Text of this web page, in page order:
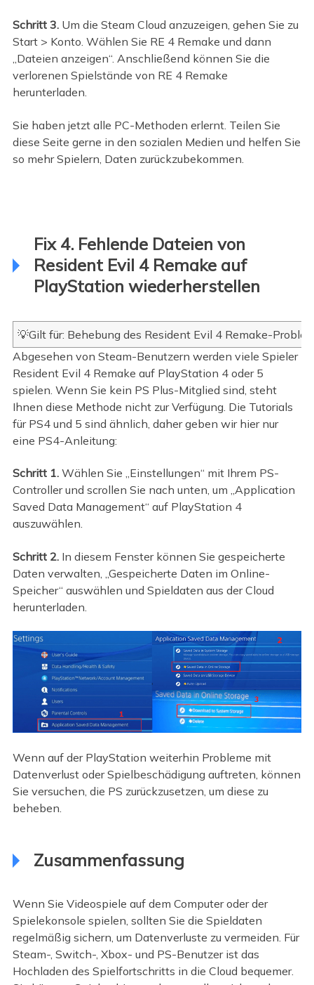
Schritt 3.Um die Steam Cloud anzuzeigen, gehen Sie zu
Start > Konto. Wählen Sie RE 4 Remake und dann
„Dateien anzeigen“. Anschließend können Sie die
verlorenen Spielstände von RE 4 Remake
herunterladen.
Sie haben jetzt alle PC-Methoden erlernt. Teilen Sie
diese Seite gerne in den sozialen Medien und helfen Sie
so mehr Spielern, Daten zurückzubekommen.
Fix 4. Fehlende Dateien von
Resident Evil 4 Remake auf
PlayStation wiederherstellen
💡Gilt für: Behebung des Resident Evil 4 Remake-
Abgesehen von Steam-Benutzern werden viele Spieler
Resident Evil 4 Remake auf PlayStation 4 oder 5
spielen. Wenn Sie kein PS Plus-Mitglied sind, steht
Ihnen diese Methode nicht zur Verfügung. Die Tutorials
für PS4 und 5 sind ähnlich, daher geben wir hier nur
eine PS4-Anleitung:
Schritt 1.Wählen Sie „Einstellungen“ mit Ihrem PS-
Controller und scrollen Sie nach unten, um „Application
Saved Data Management“ auf PlayStation 4
auszuwählen.
Schritt 2.In diesem Fenster können Sie gespeicherte
Daten verwalten, „Gespeicherte Daten im Online-
Speicher“ auswählen und Spieldaten aus der Cloud
herunterladen.
Wenn auf der PlayStation weiterhin Probleme mit
Datenverlust oder Spielbeschädigung auftreten, können
Sie versuchen, die PS zurückzusetzen, um diese zu
beheben.
Zusammenfassung
Wenn Sie Videospiele auf dem Computer oder der
Spielekonsole spielen, sollten Sie die Spieldaten
regelmäßig sichern, um Datenverluste zu vermeiden. Für
Steam-, Switch-, Xbox- und PS-Benutzer ist das
Hochladen des Spielfortschritts in die Cloud bequemer.